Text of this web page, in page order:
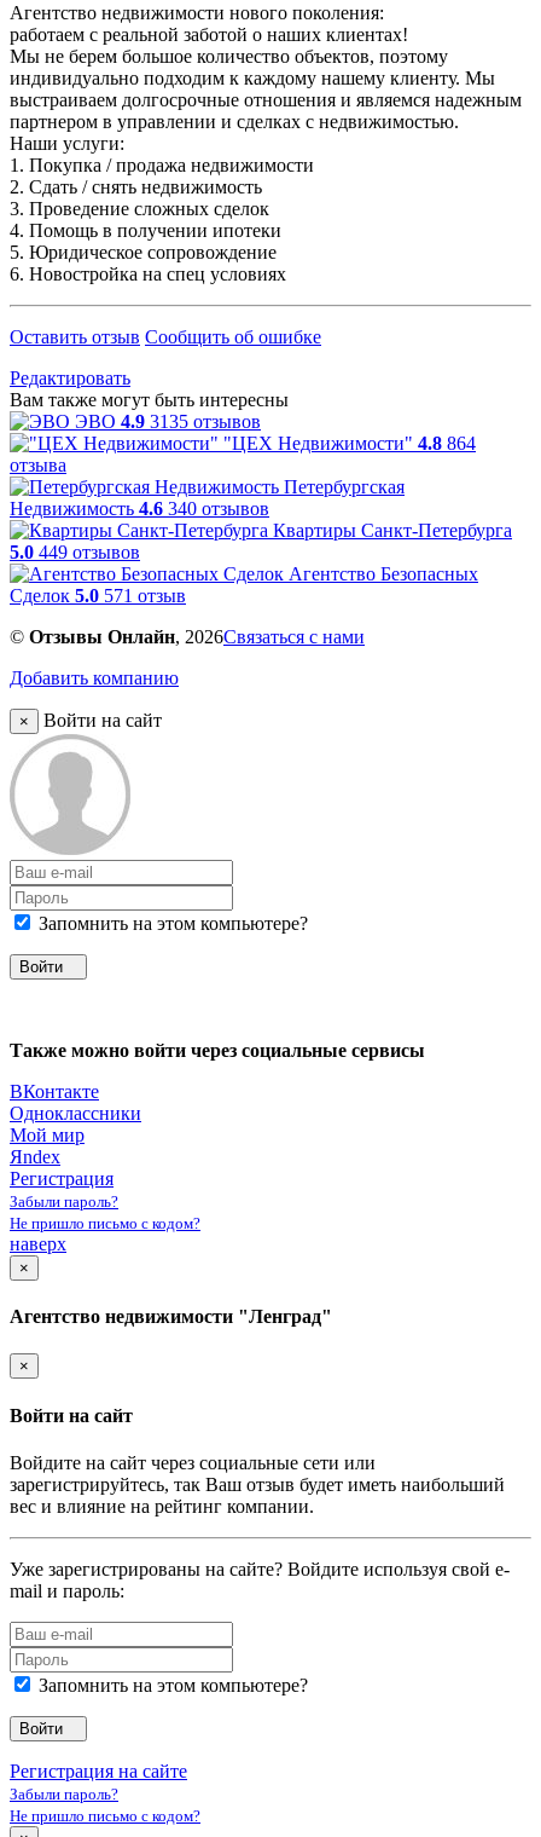
Агентство недвижимости нового поколения:
работаем с реальной заботой о наших клиентах!
Мы не берем большое количество объектов, поэтому
индивидуально подходим к каждому нашему клиенту. Мы
выстраиваем долгосрочные отношения и являемся надежным
партнером в управлении и сделках с недвижимостью.
Наши услуги:
1. Покупка / продажа недвижимости
2. Сдать / снять недвижимость
3. Проведение сложных сделок
4. Помощь в получении ипотеки
5. Юридическое сопровождение
6. Новостройка на спец условиях
Оставить отзыв Сообщить об ошибке
Редактировать
Вам также могут быть интересны
ЭВО 4.9 3135 отзывов
"ЦЕХ Недвижимости" 4.8 864
отзыва
Петербургская
Недвижимость 4.6 340 отзывов
Квартиры Санкт-Петербурга
5.0 449 отзывов
Агентство Безопасных
Сделок 5.0 571 отзыв
© Отзывы Онлайн, 2026Связаться с нами
Добавить компанию
× Войти на сайт
Запомнить на этом компьютере?
Войти
Также можно войти через социальные сервисы
ВКонтакте
Одноклассники
Мой мир
Яndex
Регистрация
Забыли пароль?
Не пришло письмо с кодом?
наверх
×
Агентство недвижимости "Ленград"
×
Войти на сайт
Войдите на сайт через социальные сети или
зарегистрируйтесь, так Ваш отзыв будет иметь наибольший
вес и влияние на рейтинг компании.
Уже зарегистрированы на сайте? Войдите используя свой e-
mail и пароль:
Запомнить на этом компьютере?
Войти
Регистрация на сайте
Забыли пароль?
Не пришло письмо с кодом?